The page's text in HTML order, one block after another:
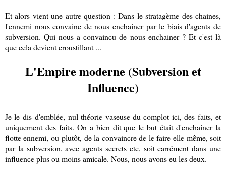
Et alors vient une autre question : Dans le stratagème des chaines,
l'ennemi nous convainc de nous enchainer par le biais d'agents de
subversion. Qui nous a convaincu de nous enchainer ? Et c'est là
que cela devient croustillant ...
L'Empire moderne (Subversion et
Influence)
Je le dis d'emblée, nul théorie vaseuse du complot ici, des faits, et
uniquement des faits. On a bien dit que le but était d'enchainer la
flotte ennemi, ou plutôt, de la convaincre de le faire elle-même, soit
par la subversion, avec agents secrets etc, soit carrément dans une
influence plus ou moins amicale. Nous, nous avons eu les deux.